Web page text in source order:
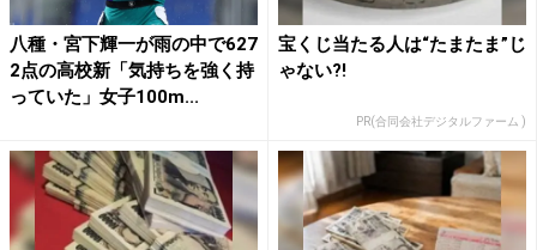
八種・宮下輝一が雨の中で627
2点の高校新「気持ちを強く持
っていた」女子100m...
宝くじ当たる人は“たまたま”じ
ゃない?!
PR(合同会社デジタルファーム )